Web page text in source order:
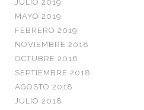
JULIO 2019
MAYO 2019
FEBRERO 2019
NOVIEMBRE 2018
OCTUBRE 2018
SEPTIEMBRE 2018
AGOSTO 2018
JULIO 2018